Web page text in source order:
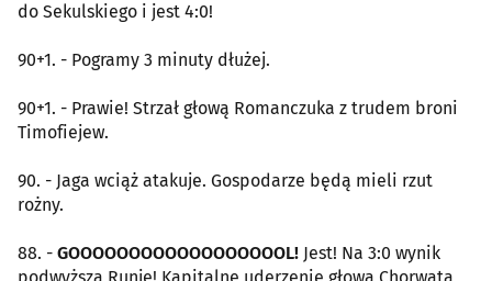
do Sekulskiego i jest 4:0!
90+1. - Pogramy 3 minuty dłużej.
90+1. - Prawie! Strzał głową Romanczuka z trudem broni
Timofiejew.
90. - Jaga wciąż atakuje. Gospodarze będą mieli rzut
rożny.
88. - GOOOOOOOOOOOOOOOOOOL! Jest! Na 3:0 wynik